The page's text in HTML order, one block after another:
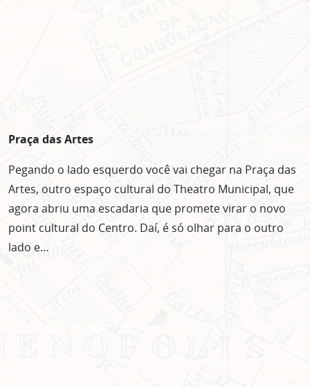
Praça das Artes
Pegando o lado esquerdo você vai chegar na Praça das
Artes, outro espaço cultural do Theatro Municipal, que
agora abriu uma escadaria que promete virar o novo
point cultural do Centro. Daí, é só olhar para o outro
lado e…